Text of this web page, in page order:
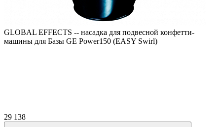
GLOBAL EFFECTS -- насадка для подвесной конфетти-
машины для Базы GE Power150 (EASY Swirl)
29 138